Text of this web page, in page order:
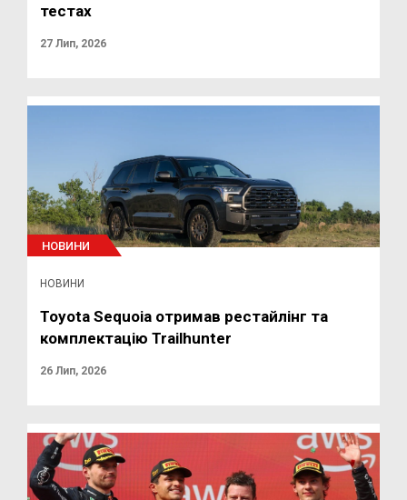
тестах
27 Лип, 2026
НОВИНИ
НОВИНИ
Toyota Sequoia отримав рестайлінг та
комплектацію Trailhunter
26 Лип, 2026